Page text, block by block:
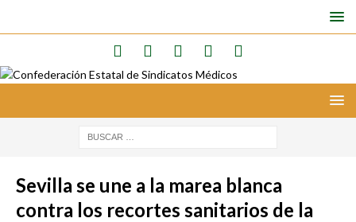
Sevilla se une a la marea blanca
contra los recortes sanitarios de la